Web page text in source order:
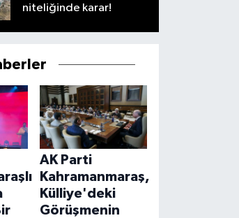
niteliğinde karar!
AK Parti
Kahramanmaraş,
Külliye'deki
Görüşmenin